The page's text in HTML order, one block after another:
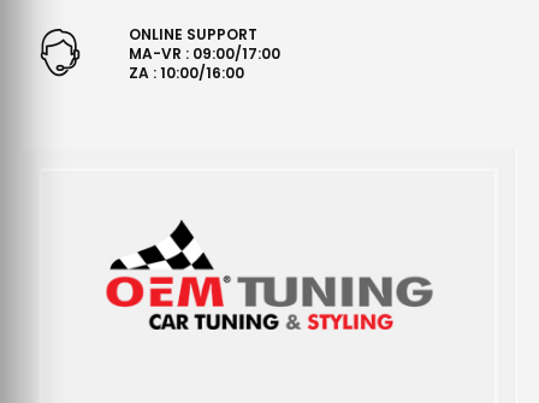
ONLINE SUPPORT
MA-VR : 09:00/17:00
ZA : 10:00/16:00